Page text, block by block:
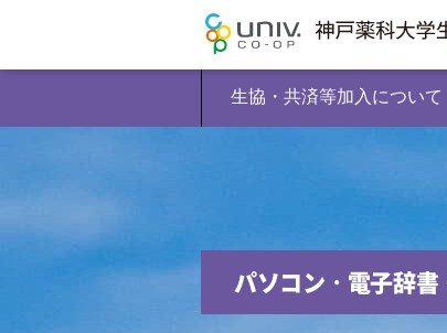
生協・共済等加入について
パソコン・電子辞